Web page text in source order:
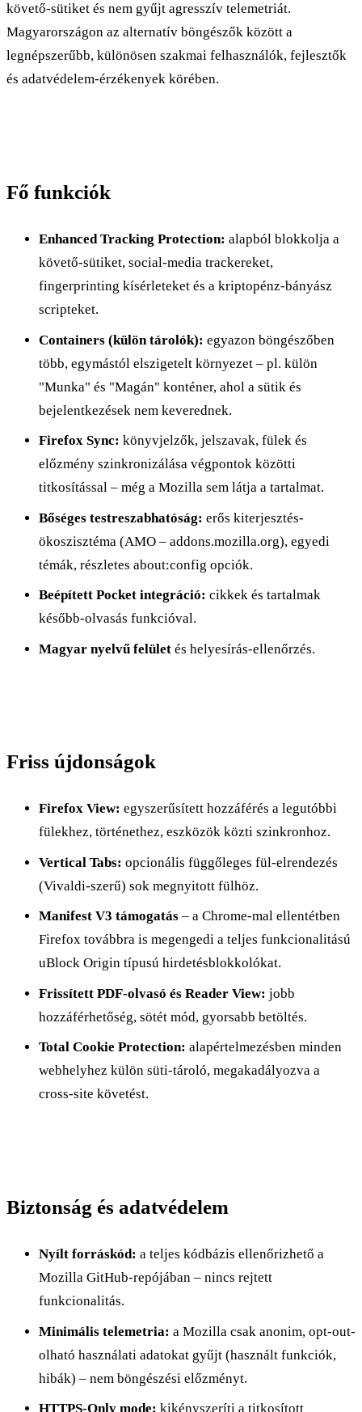
követő-sütiket és nem gyűjt agresszív telemetriát.
Magyarországon az alternatív böngészők között a
legnépszerűbb, különösen szakmai felhasználók, fejlesztők
és adatvédelem-érzékenyek körében.
Fő funkciók
Enhanced Tracking Protection: alapból blokkolja a
követő-sütiket, social-media trackereket,
fingerprinting kísérleteket és a kriptopénz-bányász
scripteket.
Containers (külön tárolók): egyazon böngészőben
több, egymástól elszigetelt környezet – pl. külön
"Munka" és "Magán" konténer, ahol a sütik és
bejelentkezések nem keverednek.
Firefox Sync: könyvjelzők, jelszavak, fülek és
előzmény szinkronizálása végpontok közötti
titkosítással – még a Mozilla sem látja a tartalmat.
Bőséges testreszabhatóság: erős kiterjesztés-
ökoszisztéma (AMO – addons.mozilla.org), egyedi
témák, részletes about:config opciók.
Beépített Pocket integráció: cikkek és tartalmak
később-olvasás funkcióval.
Magyar nyelvű felület és helyesírás-ellenőrzés.
Friss újdonságok
Firefox View: egyszerűsített hozzáférés a legutóbbi
fülekhez, történethez, eszközök közti szinkronhoz.
Vertical Tabs: opcionális függőleges fül-elrendezés
(Vivaldi-szerű) sok megnyitott fülhöz.
Manifest V3 támogatás – a Chrome-mal ellentétben
Firefox továbbra is megengedi a teljes funkcionalitású
uBlock Origin típusú hirdetésblokkolókat.
Frissített PDF-olvasó és Reader View: jobb
hozzáférhetőség, sötét mód, gyorsabb betöltés.
Total Cookie Protection: alapértelmezésben minden
webhelyhez külön süti-tároló, megakadályozva a
cross-site követést.
Biztonság és adatvédelem
Nyílt forráskód: a teljes kódbázis ellenőrizhető a
Mozilla GitHub-repójában – nincs rejtett
funkcionalitás.
Minimális telemetria: a Mozilla csak anonim, opt-out-
olható használati adatokat gyűjt (használt funkciók,
hibák) – nem böngészési előzményt.
HTTPS-Only mode: kikényszeríti a titkosított